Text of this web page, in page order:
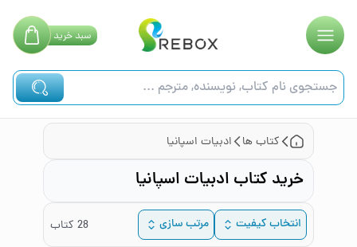
سبدخرید
کتاب ها ادبیات اسپانیا
خرید کتاب ادبیات اسپانیا
انتخاب کیفیت مرتب سازی 28 کتاب